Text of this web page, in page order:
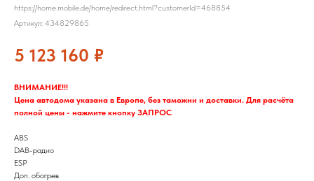
https://home.mobile.de/home/redirect.html?customerId=468854
Артикул: 434829865
5 123 160 ₽
ВНИМАНИЕ!!!
Цена автодома указана в Европе, без таможни и доставки. Для расчёта
полной цены - нажмите кнопку ЗАПРОС
ABS
DAB-радио
ESP
Доп. обогрев